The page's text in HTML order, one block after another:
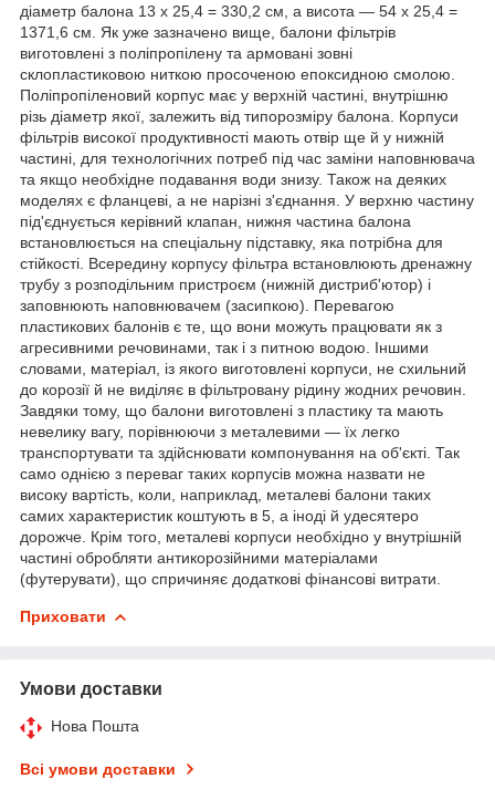
діаметр балона 13 х 25,4 = 330,2 см, а висота — 54 х 25,4 =
1371,6 см. Як уже зазначено вище, балони фільтрів
виготовлені з поліпропілену та армовані зовні
склопластиковою ниткою просоченою епоксидною смолою.
Поліпропіленовий корпус має у верхній частині, внутрішню
різь діаметр якої, залежить від типорозміру балона. Корпуси
фільтрів високої продуктивності мають отвір ще й у нижній
частині, для технологічних потреб під час заміни наповнювача
та якщо необхідне подавання води знизу. Також на деяких
моделях є фланцеві, а не нарізні з'єднання. У верхню частину
під'єднується керівний клапан, нижня частина балона
встановлюється на спеціальну підставку, яка потрібна для
стійкості. Всередину корпусу фільтра встановлюють дренажну
трубу з розподільним пристроєм (нижній дистриб'ютор) і
заповнюють наповнювачем (засипкою). Перевагою
пластикових балонів є те, що вони можуть працювати як з
агресивними речовинами, так і з питною водою. Іншими
словами, матеріал, із якого виготовлені корпуси, не схильний
до корозії й не виділяє в фільтровану рідину жодних речовин.
Завдяки тому, що балони виготовлені з пластику та мають
невелику вагу, порівнюючи з металевими — їх легко
транспортувати та здійснювати компонування на об'єкті. Так
само однією з переваг таких корпусів можна назвати не
високу вартість, коли, наприклад, металеві балони таких
самих характеристик коштують в 5, а іноді й удесятеро
дорожче. Крім того, металеві корпуси необхідно у внутрішній
частині обробляти антикорозійними матеріалами
(футерувати), що спричиняє додаткові фінансові витрати.
Приховати
Умови доставки
Нова Пошта
Всі умови доставки